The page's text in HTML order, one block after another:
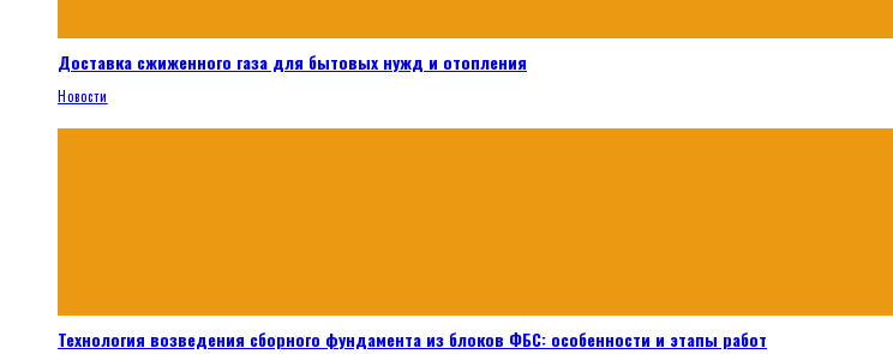
Доставка сжиженного газа для бытовых нужд и отопления
Новости
Технология возведения сборного фундамента из блоков ФБС: особенности и этапы работ